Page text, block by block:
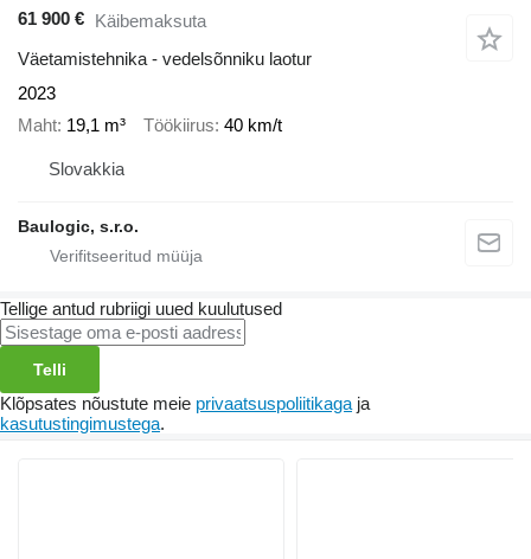
61 900 € Käibemaksuta
Väetamistehnika - vedelsõnniku laotur
2023
Maht 19,1 m³ Töökiirus 40 km/t
Slovakkia
Baulogic, s.r.o.
Tellige antud rubriigi uued kuulutused
Telli
Klõpsates nõustute meie privaatsuspoliitikaga ja
kasutustingimustega.